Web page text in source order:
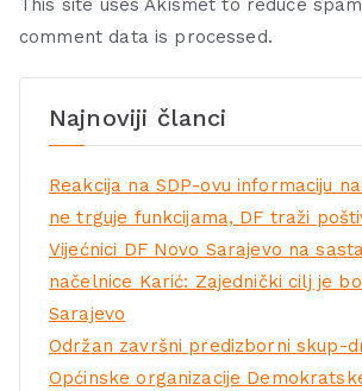
This site uses Akismet to reduce
comment data is processed.
Najnoviji članci
Reakcija na SDP-ovu informaciju
ne trguje funkcijama, DF traži
Vijećnici DF Novo Sarajevo na
načelnice Karić: Zajednički cilj je
Sarajevo
Održan završni predizborni skup-
Općinske organizacije